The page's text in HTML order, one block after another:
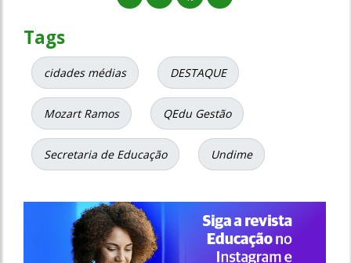
Tags
cidades médias DESTAQUE
Mozart Ramos QEdu Gestão
Secretaria de Educação Undime